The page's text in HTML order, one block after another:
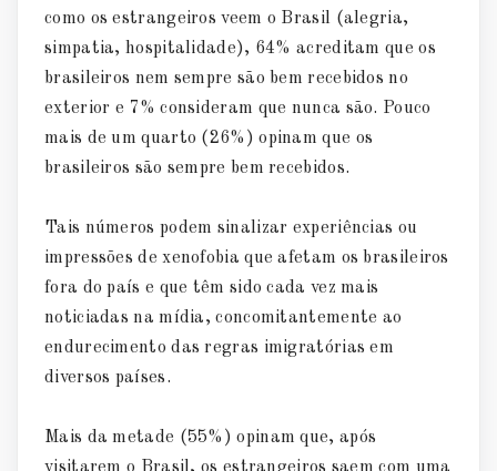
como os estrangeiros veem o Brasil (alegria,
simpatia, hospitalidade), 64% acreditam que os
brasileiros nem sempre são bem recebidos no
exterior e 7% consideram que nunca são. Pouco
mais de um quarto (26%) opinam que os
brasileiros são sempre bem recebidos.
Tais números podem sinalizar experiências ou
impressões de xenofobia que afetam os brasileiros
fora do país e que têm sido cada vez mais
noticiadas na mídia, concomitantemente ao
endurecimento das regras imigratórias em
diversos países.
Mais da metade (55%) opinam que, após